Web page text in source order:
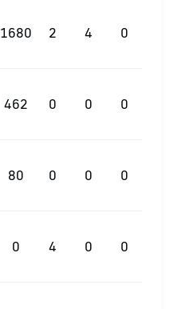
1680 2 4 0
462 0 0 0
80 0 0 0
0 4 0 0